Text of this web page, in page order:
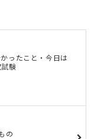
ったこと・今日は
験
の